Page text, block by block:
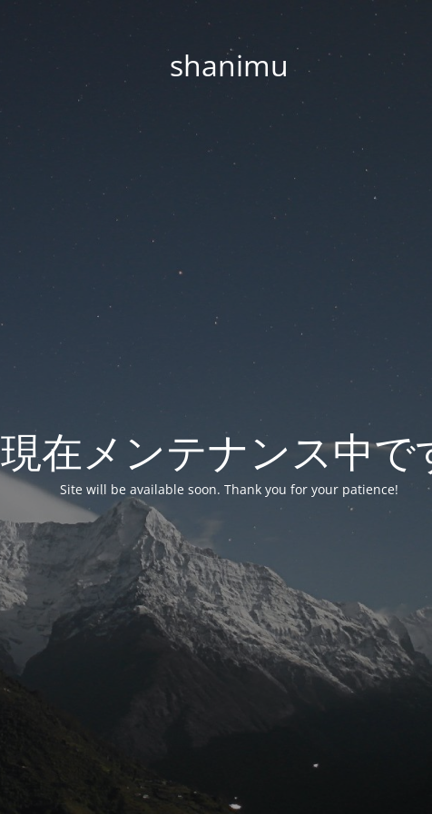
shanimu
現在メンテナンス中で
Site will be available soon. Thank you for your patience!